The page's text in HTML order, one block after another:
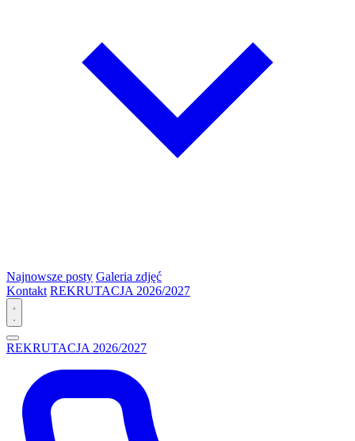
Najnowsze posty Galeria zdjęć
Kontakt REKRUTACJA 2026/2027
REKRUTACJA 2026/2027